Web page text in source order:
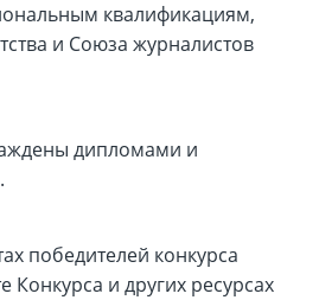
квалификациям,
и Союза журналистов
дипломами и
победителей конкурса
Конкурса и других ресурсах